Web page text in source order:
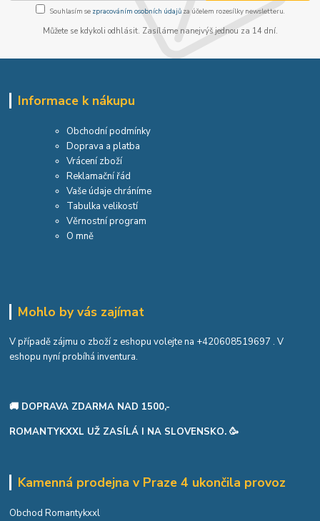
Souhlasím se zpracováním osobních údajůza účelem rozesílky newsletteru.
Můžete se kdykoli odhlásit. Zasíláme nanejvýš jednou za 14 dní.
Informace k nákupu
Obchodní podmínky
Doprava a platba
Vrácení zboží
Reklamační řád
Vaše údaje chráníme
Tabulka velikostí
Věrnostní program
O mně
Mohlo by vás zajímat
V případě zájmu o zboží z eshopu volejte na +420608519697 . V
eshopu nyní probíhá inventura.
🚚 DOPRAVA ZDARMA NAD 1500,-
ROMANTYKXXL UŽ ZASÍLÁ I NA SLOVENSKO. 🥳
Kamenná prodejna v Praze 4 ukončila provoz
Obchod Romantykxxl